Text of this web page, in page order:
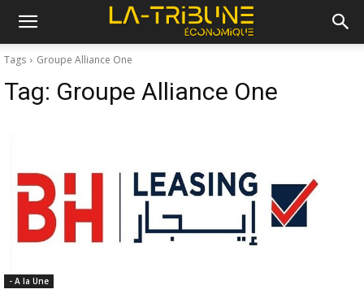
Tags Groupe Alliance One
Tag: Groupe Alliance One
- A la Une